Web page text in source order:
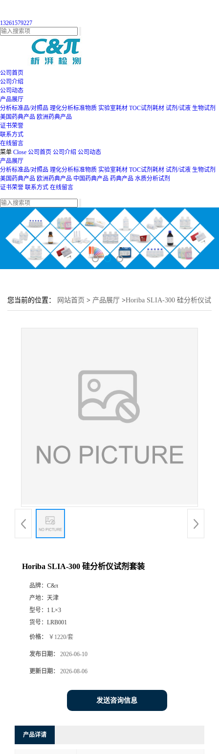
13261579227
公司首页
公司介绍
公司动态
产品展厅
分析标准品/对照品 理化分析标准物质 实验室耗材 TOC试剂耗材 试剂/试液 生物试剂
美国药典产品 欧洲药典产品
证书荣誉
联系方式
在线留言
菜单 Close 公司首页 公司介绍 公司动态
产品展厅
分析标准品/对照品 理化分析标准物质 实验室耗材 TOC试剂耗材 试剂/试液 生物试剂
美国药典产品 欧洲药典产品 中国药典产品 药典产品 水质分析试剂
证书荣誉 联系方式 在线留言
您当前的位置： 网站首页 > 产品展厅 >Horiba SLIA-300 硅分析仪试
Horiba SLIA-300 硅分析仪试剂套装
品牌： C&π
产地： 天津
型号： 1 L×3
货号： LRB001
价格： ￥1220/套
发布日期： 2026-06-10
更新日期： 2026-08-06
发送咨询信息
产品详请